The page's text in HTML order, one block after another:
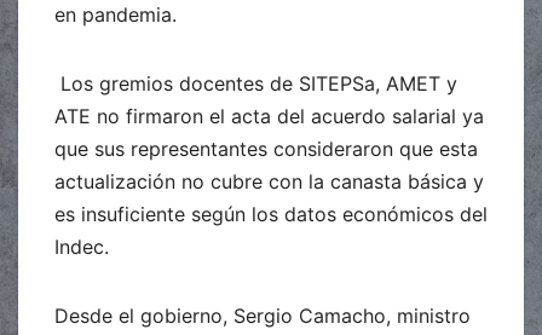
en pandemia.
Los gremios docentes de SITEPSa, AMET y
ATE no firmaron el acta del acuerdo salarial ya
que sus representantes consideraron que esta
actualización no cubre con la canasta básica y
es insuficiente según los datos económicos del
Indec.
Desde el gobierno, Sergio Camacho, ministro